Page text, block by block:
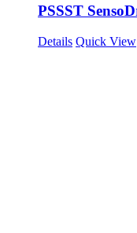
PSSST
Details Quick View